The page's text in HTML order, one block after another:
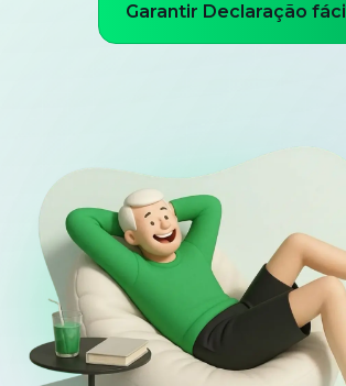
Garantir Declaração fácil